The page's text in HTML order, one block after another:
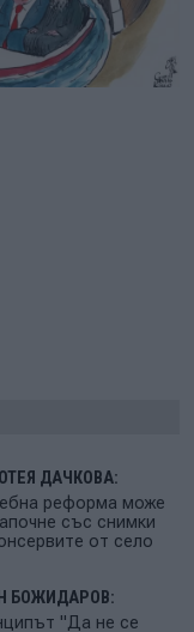
ДАЧКОВА:
реформа може
със снимки
от село
БОЖИДАРОВ:
"Да не се